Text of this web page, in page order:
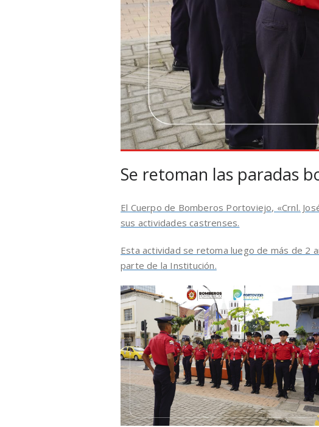
Se retoman las paradas
El Cuerpo de Bomberos Portoviejo, «Crnl.
sus actividades castrenses.
Esta actividad se retoma luego de más de 2
parte de la Institución.